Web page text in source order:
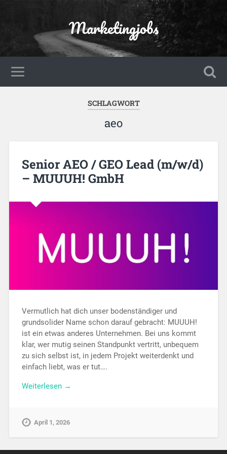
Marketingjobs
SCHLAGWORT
aeo
Senior AEO / GEO Lead (m/w/d)
– MUUUH! GmbH
Vermutlich hat dich unser bodenständiger und
grundsolider Name schon darauf gebracht: MUUUH!
ist ein etwas anderes Unternehmen. Bei uns kommt
klar, wer mutig seinen Standpunkt vertritt, unbequem
zu sich selbst ist, in jedem Projekt weiterdenkt und
einfach liebt, was er tut….
Weiterlesen →
April 1, 2026